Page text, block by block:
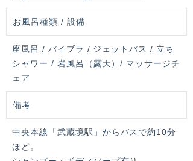
お風呂種類 / 設備
座風呂 / バイブラ / ジェットバス / 立ち
シャワー / 岩風呂（露天）/ マッサージチ
ェア
備考
中央本線「武蔵境駅」からバスで約10分
ほど。